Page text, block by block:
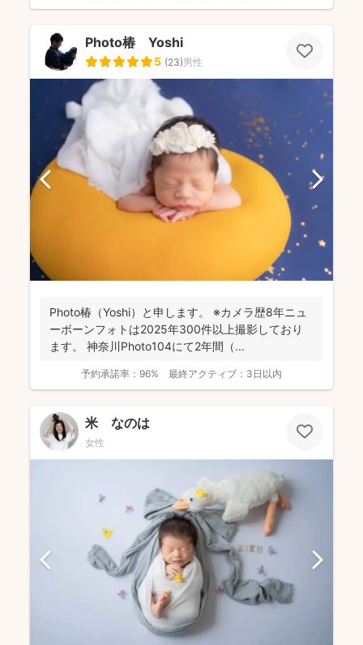
Photo椿 Yoshi
5 (23)男性
Photo椿（Yoshi）と申します。 ※カメラ歴8年ニュ
ーボーンフォトは2025年300件以上撮影しており
ます。 神奈川Photo104にて2年間（...
予約承諾率： 96% 最終アクティブ： 3日以内
米 なのは
女性